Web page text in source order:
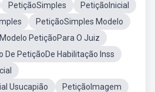
PetiçãoSimples
PetiçãoInicial
PetiçãoSimples Modelo
Modelo PetiçãoPara O Juiz
De PetiçãoDe Habilitação Inss
Usucapião
PetiçãoImagem